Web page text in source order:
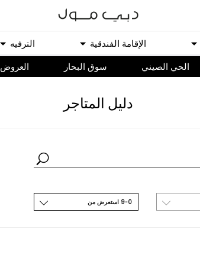
اﻹﻗﺎﻣﺔ اﻟﻔﻨﺪﻗﻴﺔ اﻟﺘﺮﻓﻴﻪ
الحي الصيني سوق البحار اﻟﻌﺮﻭﺽ
ﺩﻟﻴﻞ اﻟﻤﺘﺎﺟﺮ
9-0 اﺳﺘﻌﺮﺽ ﻣﻦ